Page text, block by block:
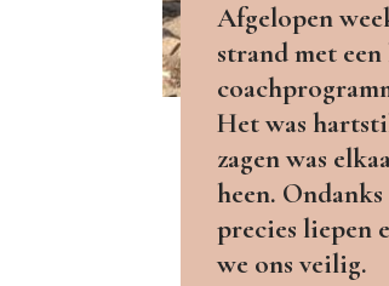
Afgelopen
strand met
Het was
zagen was
heen.
precies liepen
we ons veilig.